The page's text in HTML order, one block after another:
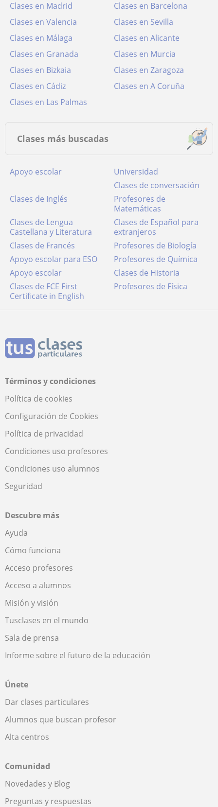
Clases en Madrid
Clases en Barcelona
Clases en Valencia
Clases en Sevilla
Clases en Málaga
Clases en Alicante
Clases en Granada
Clases en Murcia
Clases en Bizkaia
Clases en Zaragoza
Clases en Cádiz
Clases en A Coruña
Clases en Las Palmas
Clases más buscadas
Apoyo escolar
Universidad
Clases de conversación
Clases de Inglés
Profesores de
Matemáticas
Clases de Lengua
Castellana y Literatura
Clases de Español para
extranjeros
Clases de Francés
Profesores de Biología
Apoyo escolar para ESO
Profesores de Química
Apoyo escolar
Clases de Historia
Clases de FCE First
Certificate in English
Profesores de Física
Términos y condiciones
Política de cookies
Configuración de Cookies
Política de privacidad
Condiciones uso profesores
Condiciones uso alumnos
Seguridad
Descubre más
Ayuda
Cómo funciona
Acceso profesores
Acceso a alumnos
Misión y visión
Tusclases en el mundo
Sala de prensa
Informe sobre el futuro de la educación
Únete
Dar clases particulares
Alumnos que buscan profesor
Alta centros
Comunidad
Novedades y Blog
Preguntas y respuestas